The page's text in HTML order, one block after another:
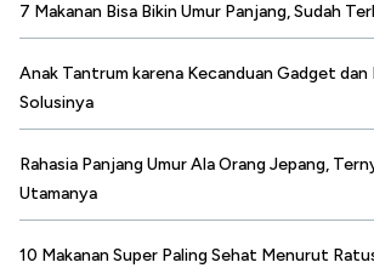
7 Makanan Bisa Bikin Umur Panjang, Sudah
Anak Tantrum karena Kecanduan Gadget dan
Solusinya
Rahasia Panjang Umur Ala Orang Jepang,
Utamanya
10 Makanan Super Paling Sehat Menurut